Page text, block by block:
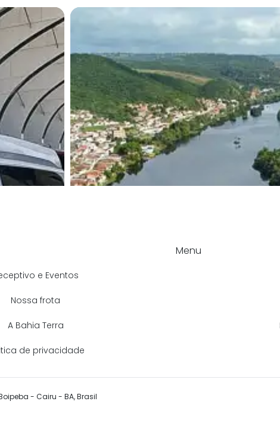
e Eventos
Nossa frota
A Bahia Terra
de privacidade
Menu
- Cairu - BA, Brasil